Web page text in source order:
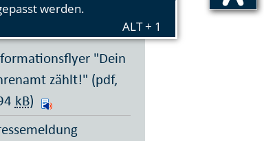
"Dein
zählt!" (pdf,
kB)